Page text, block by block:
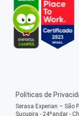
Políticas de
Serasa Experian – São
Sucupira - 24ºandar -